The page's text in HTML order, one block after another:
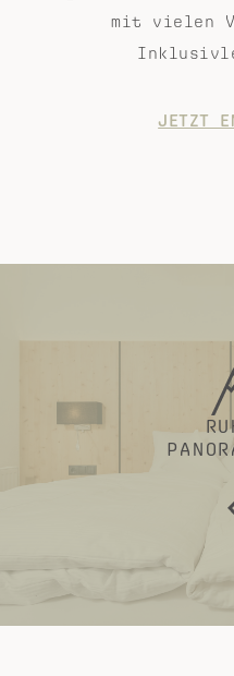
mit vielen
JETZT